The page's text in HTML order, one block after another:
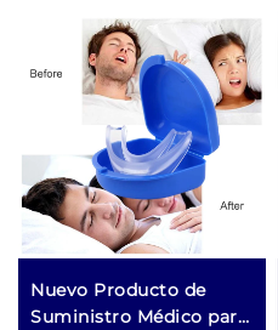
Nuevo Producto de
Suministro Médico para